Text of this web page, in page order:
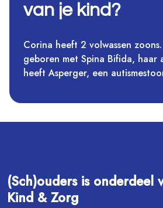
van je kind?
Corina heeft 2 volwassen
geboren met Spina Bifida, haar
heeft Asperger, een
(Sch)ouders is onderdeel
Kind & Zorg